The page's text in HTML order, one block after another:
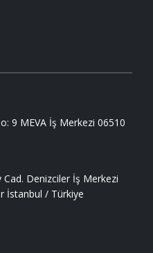
9 MEVA İş Merkezi 06510
Denizciler İş Merkezi
İstanbul / Türkiye